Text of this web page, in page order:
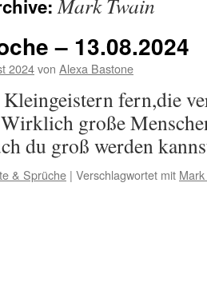
Mark Twain
– 13.08.2024
2024von Alexa Bastone
fern,die
große
du groß werden
& Sprüche | Verschlagwortet mit